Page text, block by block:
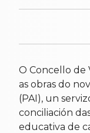
O Concello de
as obras do
(PAI), un
conciliación
educativa de